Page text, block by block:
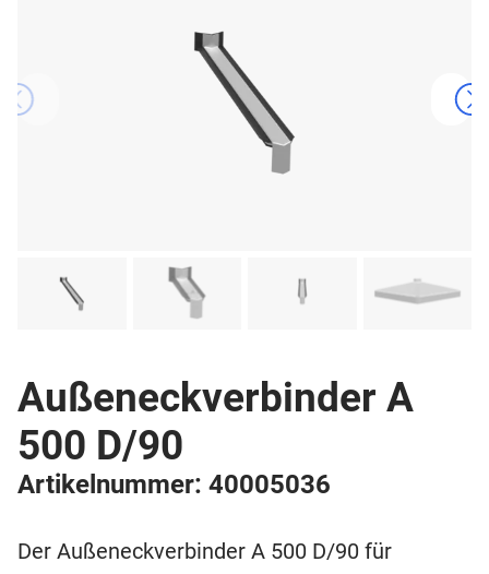
Außeneckverbinder A
500 D/90
Artikelnummer: 40005036
Der Außeneckverbinder A 500 D/90 für